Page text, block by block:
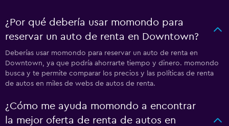
¿Por qué debería usar momondo para
reservar un auto de renta en Downtown?
Deberías usar momondo para reservar un auto de renta en
Downtown, ya que podría ahorrarte tiempo y dinero. momondo
busca y te permite comparar los precios y las políticas de renta
de autos en miles de webs de autos de renta.
¿Cómo me ayuda momondo a encontrar
la mejor oferta de renta de autos en